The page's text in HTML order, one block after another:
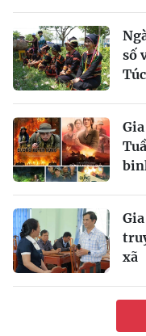
số
Túc
xã